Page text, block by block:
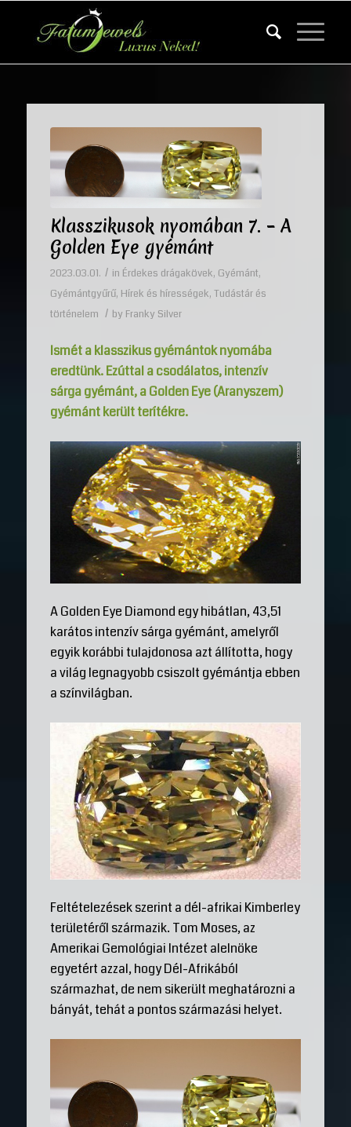
Klasszikusok nyomában 7. – A
Golden Eye gyémánt
2023.03.01. / in Érdekes drágakövek, Gyémánt,
Gyémántgyűrű, Hírek és hírességek, Tudástár és
történelem / by Franky Silver
Ismét a klasszikus gyémántok nyomába
eredtünk. Ezúttal a csodálatos, intenzív
sárga gyémánt, a Golden Eye (Aranyszem)
gyémánt került terítékre.
A Golden Eye Diamond egy hibátlan, 43,51
karátos intenzív sárga gyémánt, amelyről
egyik korábbi tulajdonosa azt állította, hogy
a világ legnagyobb csiszolt gyémántja ebben
a színvilágban.
Feltételezések szerint a dél-afrikai Kimberley
területéről származik. Tom Moses, az
Amerikai Gemológiai Intézet alelnöke
egyetért azzal, hogy Dél-Afrikából
származhat, de nem sikerült meghatározni a
bányát, tehát a pontos származási helyet.